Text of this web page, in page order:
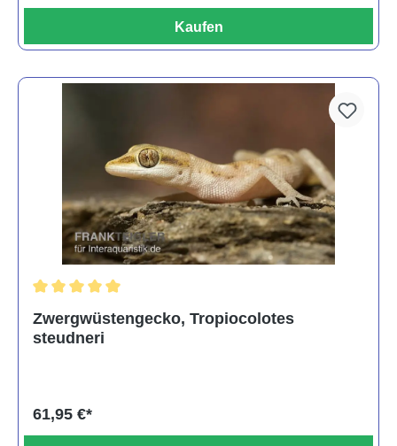
Kaufen
Zwergwüstengecko, Tropiocolotes
steudneri
61,95 €*